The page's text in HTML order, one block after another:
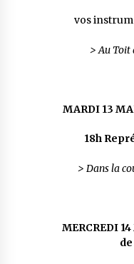
vos
> Au Toit
MARDI 13
18h
> Dans la
MERCREDI